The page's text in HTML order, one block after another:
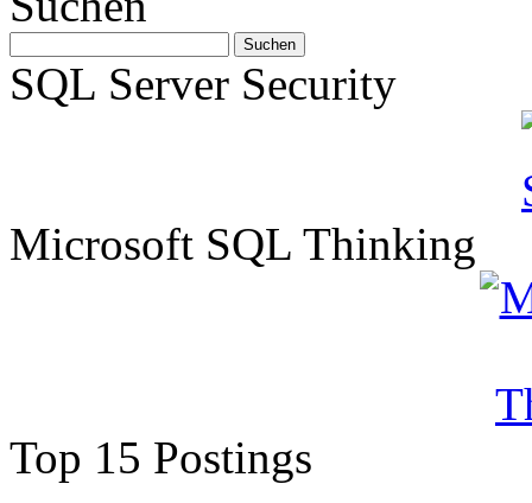
SQL Server Security
Microsoft SQL Thinking
Top 15 Postings